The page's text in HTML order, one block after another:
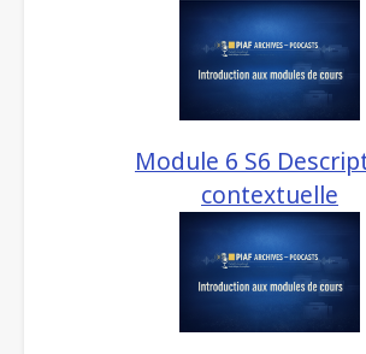
Module 6 S6
contextuelle